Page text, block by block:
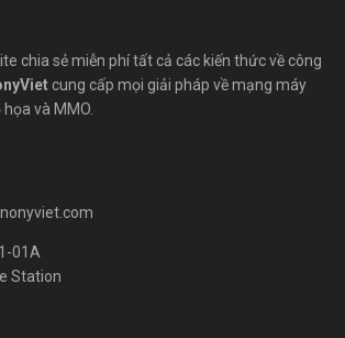
chia sẻ miễn phí tất cả các kiến thức về công
cung cấp mọi giải pháp về mạng máy
và MMO.
01A
Station